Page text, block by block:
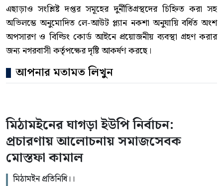
এছাড়াও সংশ্লিষ্ট দপ্তর সমূহের দুর্নীতিগ্রস্থদের চিহ্নিত করা সহ
অভিলম্ভে অনুমোদিত লে-আউট প্ল্যান নকশা অনুযায়ি বর্ধিত অংশ
অপসারণ ও বিল্ডিং কোর্ড আইনে প্রয়োজনীয় ব্যবস্থা গ্রহণ করার
জন্য নগরবাসী কর্তৃপক্ষের দৃষ্টি আকর্ষণ করছে।
আপনার মতামত লিখুন
মিঠামইনের ঘাগড়া ইউপি নির্বাচন:
প্রচারণায় আলোচনায় সমাজসেবক
মোস্তফা কামাল
মিঠামইন প্রতিনিধি।।